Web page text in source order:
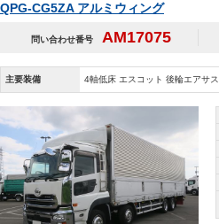
QPG-CG5ZA アルミウィング
問い合わせ番号 AM17075
主要装備 4軸低床 エスコット 後輪エアサス